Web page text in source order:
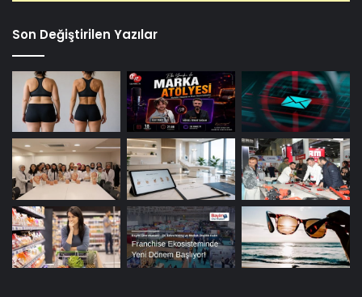
Son Değiştirilen Yazılar